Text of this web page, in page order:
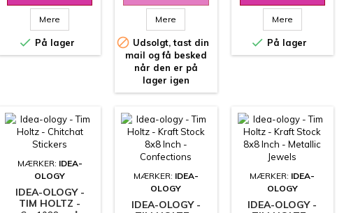
Mere
 På lager
Mere
 Udsolgt, tast din
mail og få besked
når den er på
lager igen
Mere
 På lager
MÆRKER: IDEA-
OLOGY
IDEA-OLOGY -
TIM HOLTZ -
MÆRKER: IDEA-
OLOGY
IDEA-OLOGY -
MÆRKER: IDEA-
OLOGY
IDEA-OLOGY -